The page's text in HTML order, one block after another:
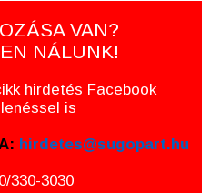
VAN?
NÁLUNK!
hirdetés Facebook
is
hirdetes@sugopart.hu
330-3030